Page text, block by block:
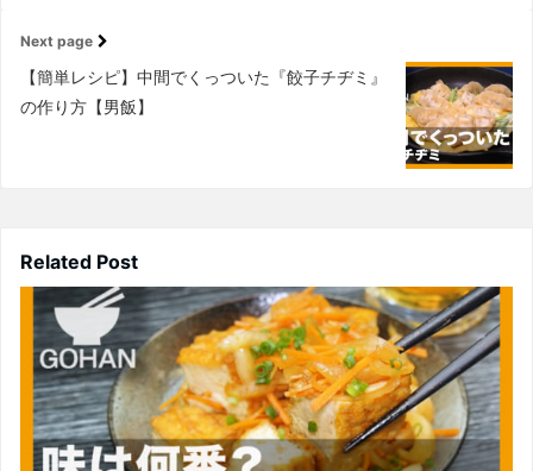
Next page
【簡単レシピ】中間でくっついた『餃子チヂミ』
の作り方【男飯】
Related Post